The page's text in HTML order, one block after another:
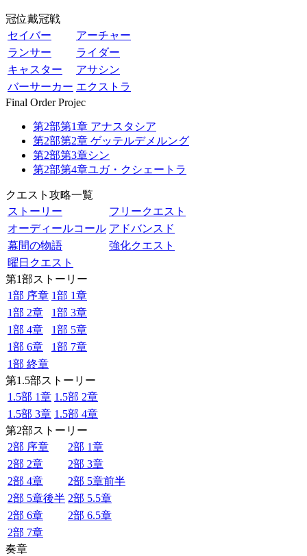
冠位戴冠戦
セイバー
アーチャー
ランサー
ライダー
キャスター
アサシン
バーサーカー エクストラ
Final Order Projec
第2部第1章 アナスタシア
第2部第2章 ゲッテルデメルング
第2部第3章シン
第2部第4章ユガ・クシェートラ
クエスト攻略一覧
ストーリー
フリークエスト
オーディールコール アドバンスド
幕間の物語
強化クエスト
曜日クエスト
第1部ストーリー
1部 序章 1部 1章
1部 2章
1部 3章
1部 4章
1部 5章
1部 6章
1部 7章
1部 終章
第1.5部ストーリー
1.5部 1章 1.5部 2章
1.5部 3章 1.5部 4章
第2部ストーリー
2部 序章
2部 1章
2部 2章
2部 3章
2部 4章
2部 5章前半
2部 5章後半 2部 5.5章
2部 6章
2部 6.5章
2部 7章
奏章